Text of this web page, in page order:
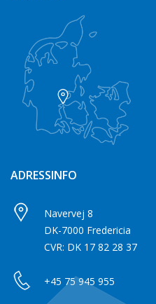
ADRESSINFO
Navervej 8
DK-7000 Fredericia
CVR: DK 17 82 28 37
+45 75 945 955